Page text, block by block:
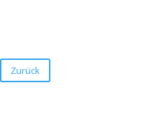
Zurück